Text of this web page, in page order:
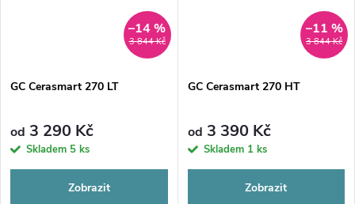
3 844 Kč
–14 %
GC Cerasmart 270 LT
od 3 290 Kč
Skladem 5 ks
Zobrazit
3 844 Kč
–11 %
GC Cerasmart 270 HT
od 3 390 Kč
Skladem 1 ks
Zobrazit